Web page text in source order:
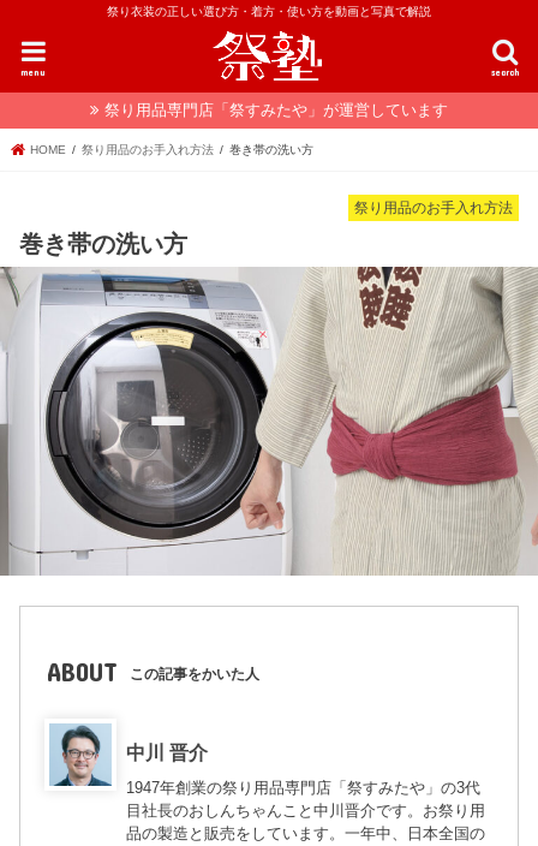
祭り衣装の正しい選び方・着方・使い方を動画と写真で解説
search
menu
祭り用品専門店「祭すみたや」が運営しています
HOME 祭り用品のお手入れ方法 巻き帯の洗い方
祭り用品のお手入れ方法
巻き帯の洗い方
ABOUT この記事をかいた人
中川 晋介
1947年創業の祭り用品専門店「祭すみたや」の3代
目社長のおしんちゃんこと中川晋介です。お祭り用
品の製造と販売をしています。一年中、日本全国の